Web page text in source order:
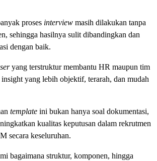
proses interview masih dilakukan tanpa
sehingga hasilnya sulit dibandingkan dan
dengan baik.
yang terstruktur membantu HR maupun tim
yang lebih objektif, terarah, dan mudah
template ini bukan hanya soal dokumentasi,
kualitas keputusan dalam rekrutmen
secara keseluruhan.
bagaimana struktur, komponen, hingga